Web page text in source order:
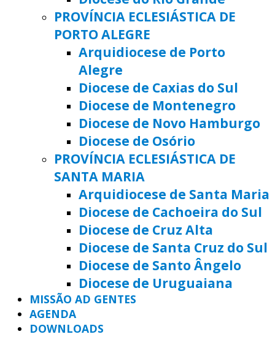
PROVÍNCIA ECLESIÁSTICA DE
PORTO ALEGRE
Arquidiocese de Porto
Alegre
Diocese de Caxias do Sul
Diocese de Montenegro
Diocese de Novo Hamburgo
Diocese de Osório
PROVÍNCIA ECLESIÁSTICA DE
SANTA MARIA
Arquidiocese de Santa Maria
Diocese de Cachoeira do Sul
Diocese de Cruz Alta
Diocese de Santa Cruz do Sul
Diocese de Santo Ângelo
Diocese de Uruguaiana
MISSÃO AD GENTES
AGENDA
DOWNLOADS